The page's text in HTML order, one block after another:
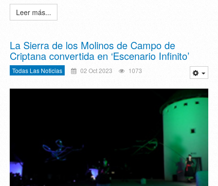
Leer más...
La Sierra de los Molinos de Campo de
Criptana convertida en ‘Escenario Infinito’
Todas Las Noticias 02 Oct 2023 1073